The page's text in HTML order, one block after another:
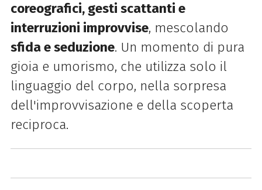
coreografici, gesti scattanti e
interruzioni improvvise, mescolando
sfida e seduzione. Un momento di pura
gioia e umorismo, che utilizza solo il
linguaggio del corpo, nella sorpresa
dell'improvvisazione e della scoperta
reciproca.